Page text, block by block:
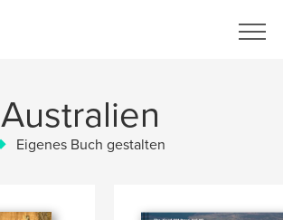
Australien
Eigenes Buch gestalten